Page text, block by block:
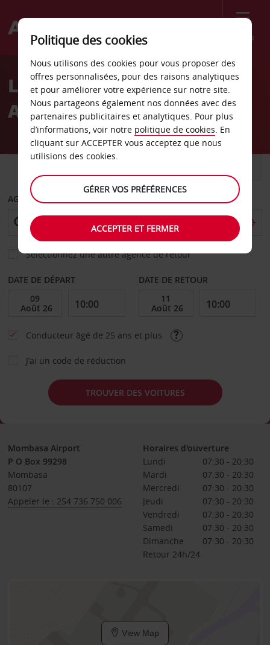
Menu
Welcome
AvisLocation de voiture
Aéroport de Mombasa
AGENCE DE DÉPART
Sélectionnez une autre agence de retour
DATE DE DÉPART DATE DE RETOUR
Conducteur âgé de 25 ans et plus
J’ai un code de réduction
TROUVER DES VOITURES
Mombasa Airport
P O Box 99298
Mombasa
80107
Appeler le : 254 736 750 006
Horaires d'ouverture
Lundi
07:30 - 20:30
Mardi
07:30 - 20:30
Mercredi
07:30 - 20:30
Jeudi
07:30 - 20:30
Vendredi
07:30 - 20:30
Samedi
07:30 - 20:30
Dimanche
07:30 - 20:30
Retour 24h/24
View Map
Politique des cookies
Nous utilisons des cookies pour vous proposer des
offres personnalisées, pour des raisons analytiques
et pour améliorer votre expérience sur notre site.
Nous partageons également nos données avec des
partenaires publicitaires et analytiques. Pour plus
d’informations, voir notre politique de cookies. En
cliquant sur ACCEPTER vous acceptez que nous
utilisions des cookies.
GÉRER VOS PRÉFÉRENCES
ACCEPTER ET FERMER